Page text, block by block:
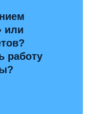
или
работу